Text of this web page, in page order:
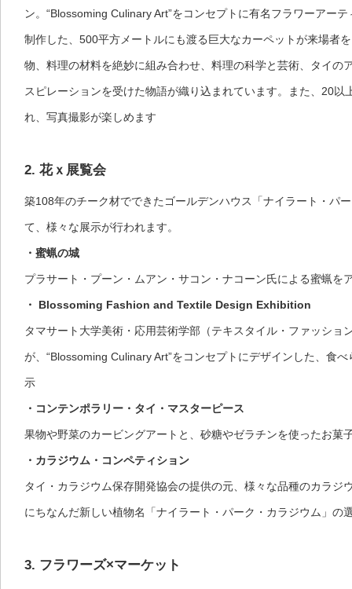
ン。“Blossoming Culinary Art”をコンセプトに有名フラワーアー
制作した、500平方メートルにも渡る巨大なカーペットが来場者
物、料理の材料を絶妙に組み合わせ、料理の科学と芸術、タイの
スピレーションを受けた物語が織り込まれています。また、20以
れ、写真撮影が楽しめます
2. 花ｘ展覧会
築108年のチーク材でできたゴールデンハウス「ナイラート・パ
て、様々な展示が行われます。
・蜜蝋の城
プラサート・プーン・ムアン・サコン・ナコーン氏による蜜蝋を
・ Blossoming Fashion and Textile Design Exhibition
タマサート大学美術・応用芸術学部（テキスタイル・ファッショ
が、“Blossoming Culinary Art”をコンセプトにデザインした、食
示
・コンテンポラリー・タイ・マスターピース
果物や野菜のカービングアートと、砂糖やゼラチンを使ったお菓
・カラジウム・コンペティション
タイ・カラジウム保存開発協会の提供の元、様々な品種のカラジ
にちなんだ新しい植物名「ナイラート・パーク・カラジウム」の
3. フラワーズ×マーケット